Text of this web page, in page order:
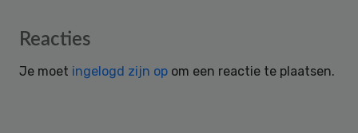
Reader
Reacties
Je moet ingelogd zijn op om een reactie te plaatsen.